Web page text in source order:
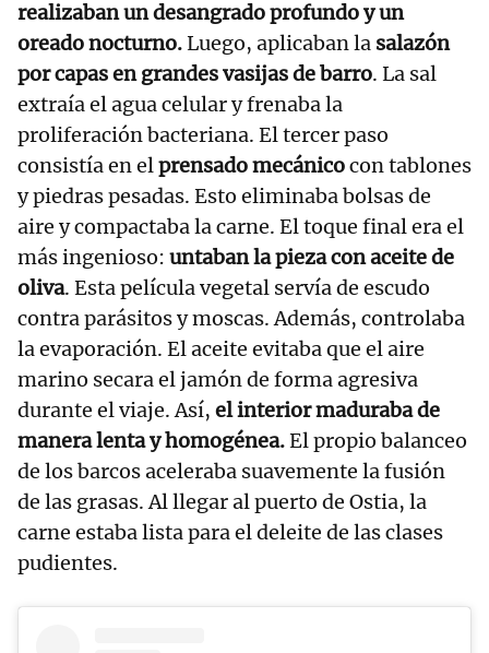
realizaban un desangrado profundo y un
oreado nocturno.Luego, aplicaban la salazón
por capas en grandes vasijas de barro. La sal
extraía el agua celular y frenaba la
proliferación bacteriana. El tercer paso
consistía en elprensado mecánicocon tablones
y piedras pesadas. Esto eliminaba bolsas de
aire y compactaba la carne. El toque final era el
más ingenioso: untaban la pieza con aceite de
oliva. Esta película vegetal servía de escudo
contra parásitos y moscas. Además, controlaba
la evaporación. El aceite evitaba que el aire
marino secara el jamón de forma agresiva
durante el viaje. Así, el interior maduraba de
manera lenta y homogénea.El propio balanceo
de los barcos aceleraba suavemente la fusión
de las grasas. Al llegar al puerto de Ostia, la
carne estaba lista para el deleite de las clases
pudientes.